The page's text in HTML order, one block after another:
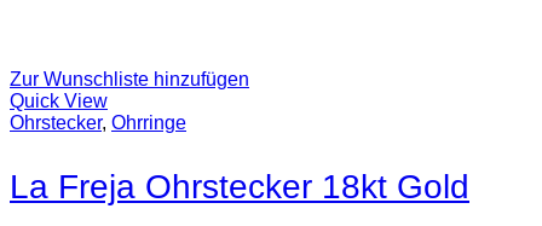
Zur Wunschliste hinzufügen
Quick View
Ohrstecker, Ohrringe
La Freja Ohrstecker 18kt Gold